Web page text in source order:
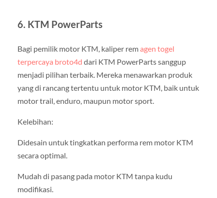
6. KTM PowerParts
Bagi pemilik motor KTM, kaliper remagen togel
terpercaya broto4d dari KTM PowerParts sanggup
menjadi pilihan terbaik. Mereka menawarkan produk
yang di rancang tertentu untuk motor KTM, baik untuk
motor trail, enduro, maupun motor sport.
Kelebihan:
Didesain untuk tingkatkan performa rem motor KTM
secara optimal.
Mudah di pasang pada motor KTM tanpa kudu
modifikasi.